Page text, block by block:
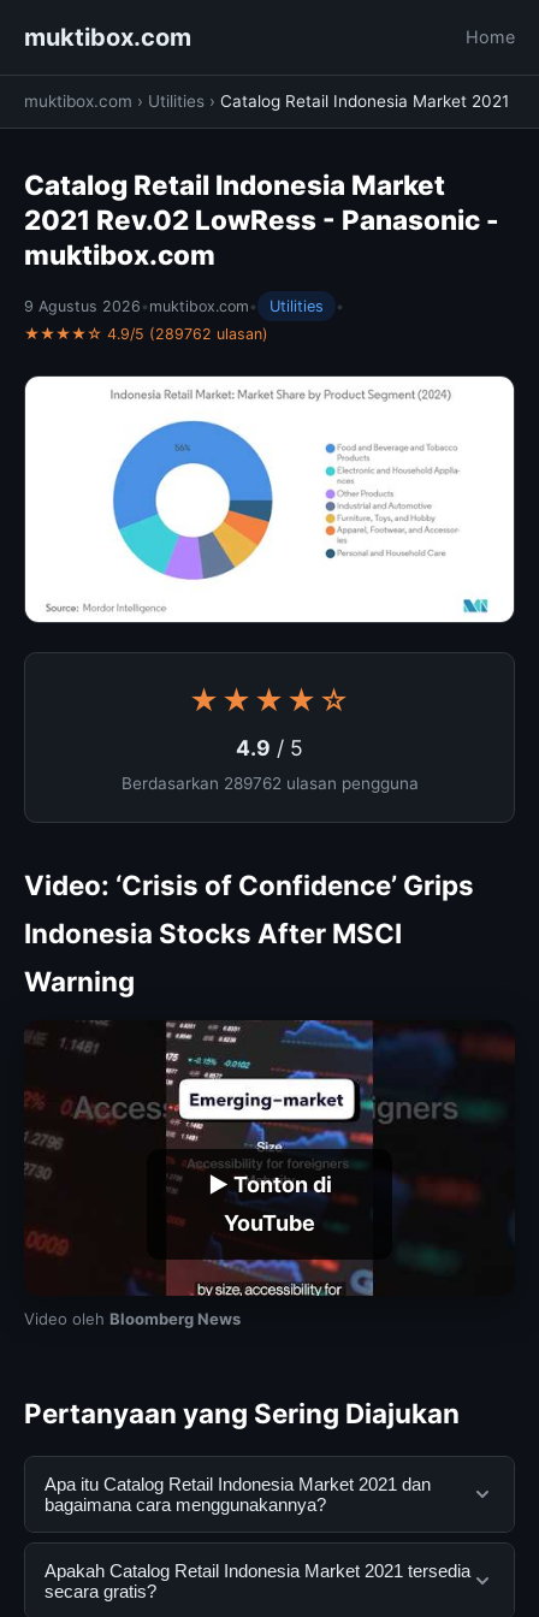
muktibox.com Home
muktibox.com › Utilities › Catalog Retail Indonesia Market 2021
Catalog Retail Indonesia Market
2021 Rev.02 LowRess - Panasonic -
muktibox.com
9 Agustus 2026 • muktibox.com • Utilities
•
★★★★☆ 4.9/5 (289762 ulasan)
★★★★☆
4.9 / 5
Berdasarkan 289762 ulasan pengguna
Video: ‘Crisis of Confidence’ Grips
Indonesia Stocks After MSCI
Warning
▶ Tonton di
YouTube
Video oleh Bloomberg News
Pertanyaan yang Sering Diajukan
Apa itu Catalog Retail Indonesia Market 2021 dan
bagaimana cara menggunakannya?
Catalog Retail Indonesia Market 2021 adalah layanan
digital yang dirancang untuk membantu pengguna
Apakah Catalog Retail Indonesia Market 2021 tersedia
secara gratis?